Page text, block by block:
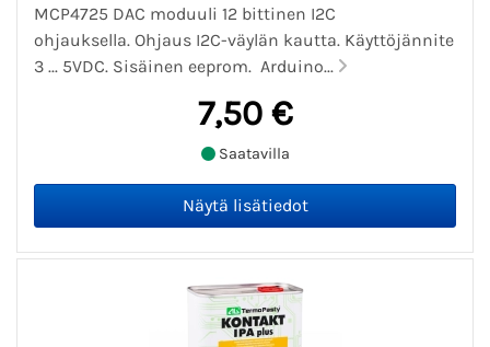
MCP4725 DAC moduuli 12 bittinen I2C
ohjauksella. Ohjaus I2C-väylän kautta. Käyttöjännite
3 ... 5VDC. Sisäinen eeprom. Arduino...
7,50 €
Saatavilla